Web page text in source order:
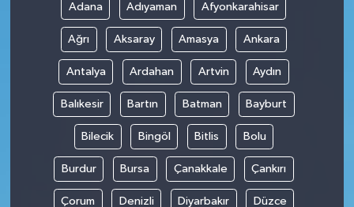
Adana Adıyaman Afyonkarahisar
Ağrı Aksaray Amasya Ankara
Antalya Ardahan Artvin Aydın
Balıkesir Bartın Batman Bayburt
Bilecik Bingöl Bitlis Bolu
Burdur Bursa Çanakkale Çankırı
Çorum Denizli Diyarbakır Düzce